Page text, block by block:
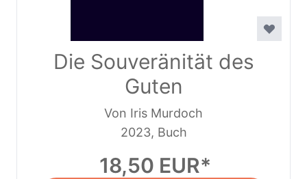
Die Souveränität des
Guten
Von Iris Murdoch
2023, Buch
18,50 EUR